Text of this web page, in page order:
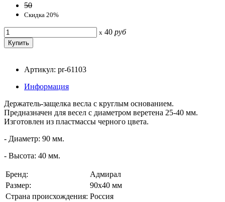
50
Скидка 20%
x 40 руб
Артикул: pr-61103
Информация
Держатель-защелка весла с круглым основанием.
Предназначен для весел с диаметром веретена 25-40 мм.
Изготовлен из пластмассы черного цвета.
- Диаметр: 90 мм.
- Высота: 40 мм.
Бренд:
Адмирал
Размер:
90x40 мм
Страна происхождения: Россия